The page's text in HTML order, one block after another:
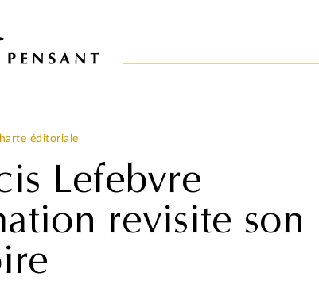
éditoriale
Lefebvre
revisite son